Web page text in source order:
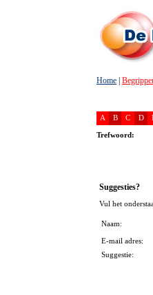
Home
A B C D
Trefwoord:
Suggesties?
Vul het
Naam:
E-mail adres:
Suggestie: